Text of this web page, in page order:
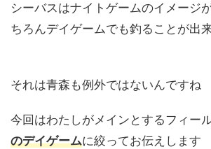
シーバスはナイトゲームのイメージ
ちろんデイゲームでも釣ることが出
それは青森も例外ではないんですね
今回はわたしがメインとするフィール
のデイゲームに絞ってお伝えします